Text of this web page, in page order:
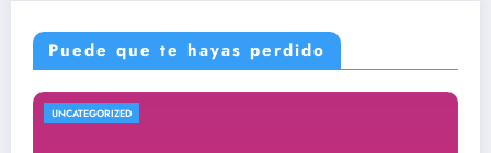
Puede que te hayas perdido
UNCATEGORIZED